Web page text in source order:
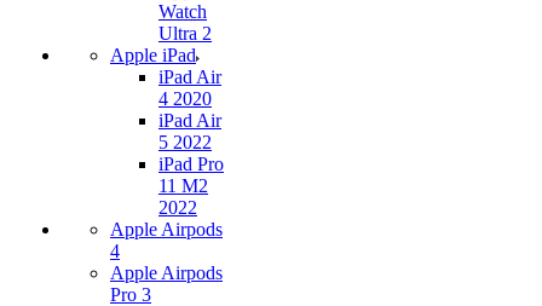
Watch
Ultra 2
Apple iPad
iPad Air
4 2020
iPad Air
5 2022
iPad Pro
11 M2
2022
Apple Airpods
4
Apple Airpods
Pro 3